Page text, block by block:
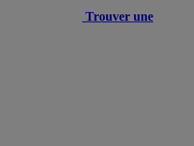
Trouver une